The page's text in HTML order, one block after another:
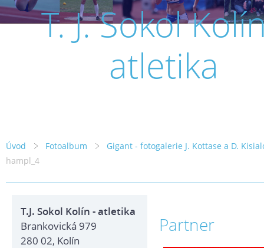
T. J. Sokol
atletika
Úvod Fotoalbum
Gigant - fotogalerie J. Kottase a D.
hampl_4
T.J. Sokol Kolín - atletika
Brankovická 979
280 02, Kolín
Partner